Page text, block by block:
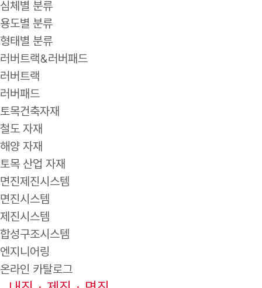
심체별 분류
용도별 분류
형태별 분류
러버트랙&러버패드
러버트랙
러버패드
토목건축자재
철도 자재
해양 자재
토목 산업 자재
면진제진시스템
면진시스템
제진시스템
합성구조시스템
엔지니어링
온라인 카탈로그